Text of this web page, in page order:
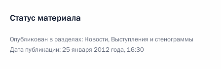
Статус материала
Опубликован в разделах: Новости, Выступления и стенограммы
Дата публикации:25 января 2012 года, 16:30